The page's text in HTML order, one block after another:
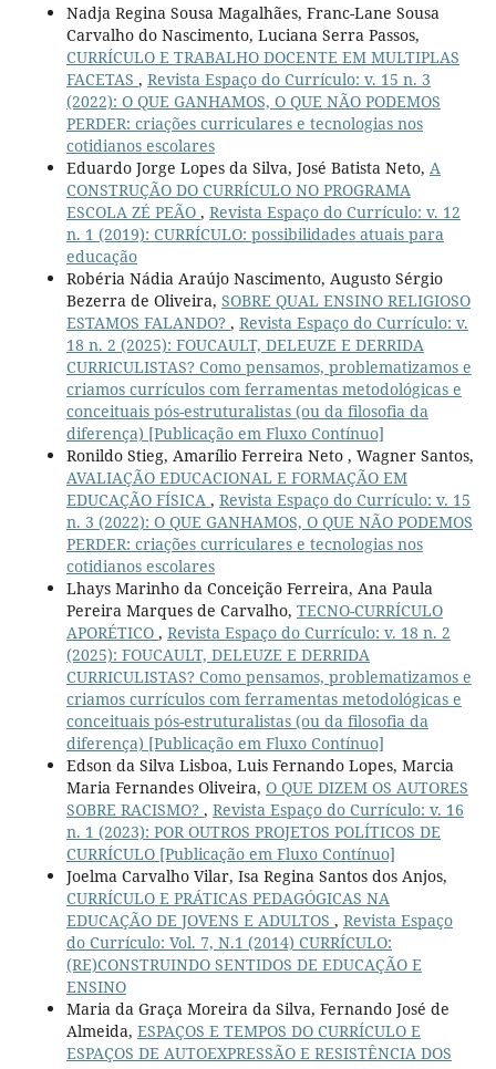
Nadja Regina Sousa Magalhães, Franc-Lane Sousa
Carvalho do Nascimento, Luciana Serra Passos,
CURRÍCULO E TRABALHO DOCENTE EM MULTIPLAS
FACETAS , Revista Espaço do Currículo: v. 15 n. 3
(2022): O QUE GANHAMOS, O QUE NÃO PODEMOS
PERDER: criações curriculares e tecnologias nos
cotidianos escolares
Eduardo Jorge Lopes da Silva, José Batista Neto, A
CONSTRUÇÃO DO CURRÍCULO NO PROGRAMA
ESCOLA ZÉ PEÃO , Revista Espaço do Currículo: v. 12
n. 1 (2019): CURRÍCULO: possibilidades atuais para
educação
Robéria Nádia Araújo Nascimento, Augusto Sérgio
Bezerra de Oliveira, SOBRE QUAL ENSINO RELIGIOSO
ESTAMOS FALANDO? , Revista Espaço do Currículo: v.
18 n. 2 (2025): FOUCAULT, DELEUZE E DERRIDA
CURRICULISTAS? Como pensamos, problematizamos e
criamos currículos com ferramentas metodológicas e
conceituais pós-estruturalistas (ou da filosofia da
diferença) [Publicação em Fluxo Contínuo]
Ronildo Stieg, Amarílio Ferreira Neto , Wagner Santos,
AVALIAÇÃO EDUCACIONAL E FORMAÇÃO EM
EDUCAÇÃO FÍSICA , Revista Espaço do Currículo: v. 15
n. 3 (2022): O QUE GANHAMOS, O QUE NÃO PODEMOS
PERDER: criações curriculares e tecnologias nos
cotidianos escolares
Lhays Marinho da Conceição Ferreira, Ana Paula
Pereira Marques de Carvalho, TECNO-CURRÍCULO
APORÉTICO , Revista Espaço do Currículo: v. 18 n. 2
(2025): FOUCAULT, DELEUZE E DERRIDA
CURRICULISTAS? Como pensamos, problematizamos e
criamos currículos com ferramentas metodológicas e
conceituais pós-estruturalistas (ou da filosofia da
diferença) [Publicação em Fluxo Contínuo]
Edson da Silva Lisboa, Luis Fernando Lopes, Marcia
Maria Fernandes Oliveira, O QUE DIZEM OS AUTORES
SOBRE RACISMO? , Revista Espaço do Currículo: v. 16
n. 1 (2023): POR OUTROS PROJETOS POLÍTICOS DE
CURRÍCULO [Publicação em Fluxo Contínuo]
Joelma Carvalho Vilar, Isa Regina Santos dos Anjos,
CURRÍCULO E PRÁTICAS PEDAGÓGICAS NA
EDUCAÇÃO DE JOVENS E ADULTOS , Revista Espaço
do Currículo: Vol. 7, N.1 (2014) CURRÍCULO:
(RE)CONSTRUINDO SENTIDOS DE EDUCAÇÃO E
ENSINO
Maria da Graça Moreira da Silva, Fernando José de
Almeida, ESPAÇOS E TEMPOS DO CURRÍCULO E
ESPAÇOS DE AUTOEXPRESSÃO E RESISTÊNCIA DOS